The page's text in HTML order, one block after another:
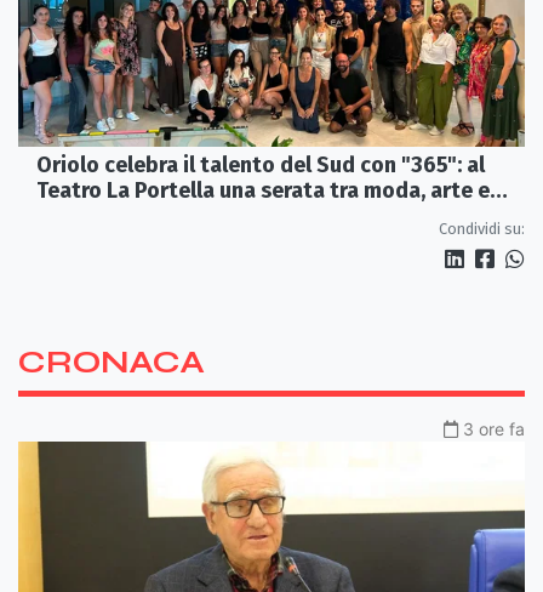
Oriolo celebra il talento del Sud con "365": al
Teatro La Portella una serata tra moda, arte e
Condividi su:
CRONACA
3 ore fa